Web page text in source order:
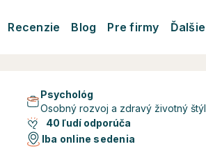
Recenzie Blog Pre firmy Ďalšie
Psychológ
Osobný rozvoj a zdravý životný štýl
40 ľudí odporúča
Iba online sedenia